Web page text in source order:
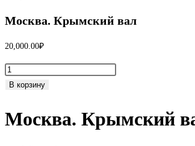
сайту
Москва. Крымский вал
20,000.00₽
Количество
товара
Крымский
В корзину
Москва. Крымский